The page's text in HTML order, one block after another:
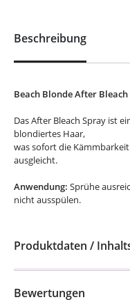
Beschreibung
Beach Blonde After Bleach
Das After Bleach Spray ist
blondiertes Haar,
was sofort die
ausgleicht.
Anwendung: Sprühe
nicht ausspülen.
Produktdaten /
Bewertungen